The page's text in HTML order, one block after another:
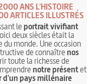
ANS L'HISTOIRE
ARTICLES ILLUSTRÉS
leportrait vivifiant
deux siècles était la
du monde. Une occasion
de connaîtrenos
toute la richesse de
notre présentet
pays millénaire